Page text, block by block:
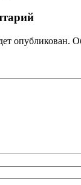
опубликован.